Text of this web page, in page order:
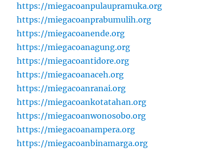
https://miegacoanpulaupramuka.org
https://miegacoanprabumulih.org
https://miegacoanende.org
https://miegacoanagung.org
https://miegacoantidore.org
https://miegacoanaceh.org
https://miegacoanranai.org
https://miegacoankotatahan.org
https://miegacoanwonosobo.org
https://miegacoanampera.org
https://miegacoanbinamarga.org